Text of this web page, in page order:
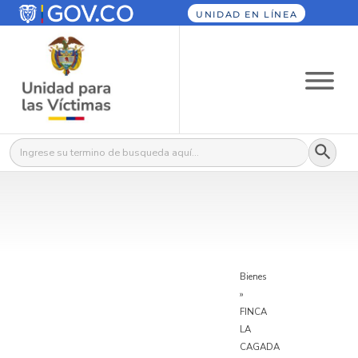
UNIDAD EN LÍNEA
Buscar: Botón
Bienes
»
FINCA
LA
CAGADA